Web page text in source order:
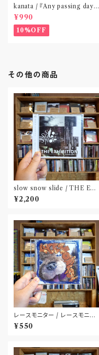
kanata / 『Any passing day -
EP』(CD作品)〝東京〟
¥990
10%OFF
その他の商品
slow snow slide / THE EX
HIBITION(CD)〝山形県酒田
市〟
¥2,200
レースモニター / レースモニタ
ー(CD-R)
¥550